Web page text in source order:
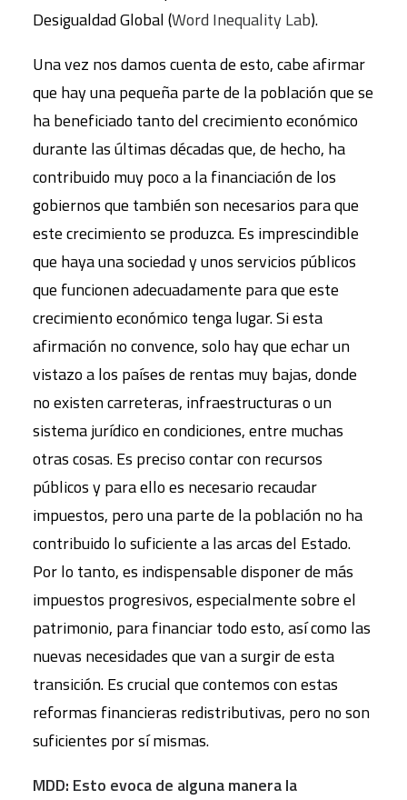
Desigualdad Global (Word Inequality Lab).
Una vez nos damos cuenta de esto, cabe afirmar
que hay una pequeña parte de la población que se
ha beneficiado tanto del crecimiento económico
durante las últimas décadas que, de hecho, ha
contribuido muy poco a la financiación de los
gobiernos que también son necesarios para que
este crecimiento se produzca. Es imprescindible
que haya una sociedad y unos servicios públicos
que funcionen adecuadamente para que este
crecimiento económico tenga lugar. Si esta
afirmación no convence, solo hay que echar un
vistazo a los países de rentas muy bajas, donde
no existen carreteras, infraestructuras o un
sistema jurídico en condiciones, entre muchas
otras cosas. Es preciso contar con recursos
públicos y para ello es necesario recaudar
impuestos, pero una parte de la población no ha
contribuido lo suficiente a las arcas del Estado.
Por lo tanto, es indispensable disponer de más
impuestos progresivos, especialmente sobre el
patrimonio, para financiar todo esto, así como las
nuevas necesidades que van a surgir de esta
transición. Es crucial que contemos con estas
reformas financieras redistributivas, pero no son
suficientes por sí mismas.
MDD: Esto evoca de alguna manera la